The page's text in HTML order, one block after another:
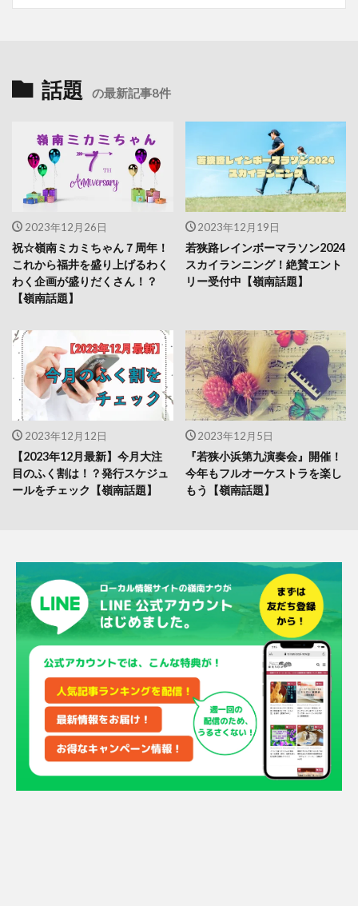
話題 の最新記事8件
2023年12月26日
祝☆嶺南ミカミちゃん７周年！
これから福井を盛り上げるわく
わく企画が盛りだくさん！？
【嶺南話題】
2023年12月19日
若狭路レインボーマラソン2024
スカイランニング！絶賛エント
リー受付中【嶺南話題】
2023年12月12日
【2023年12月最新】今月大注
目のふく割は！？発行スケジュ
ールをチェック【嶺南話題】
2023年12月5日
『若狭小浜第九演奏会』開催！
今年もフルオーケストラを楽し
もう【嶺南話題】